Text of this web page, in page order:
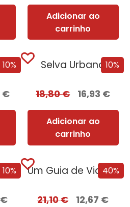
Adicionar ao
carrinho
10%
Dissuadir o Armagedão: Uma Biografia da NATO
€
10%
Selva Urbana
18,80€ 16,93 €
Adicionar ao
carrinho
10%
No Tempo dos Vikings
€
40%
Um Guia de Viagem Pela Idade Média
21,10€ 12,67 €